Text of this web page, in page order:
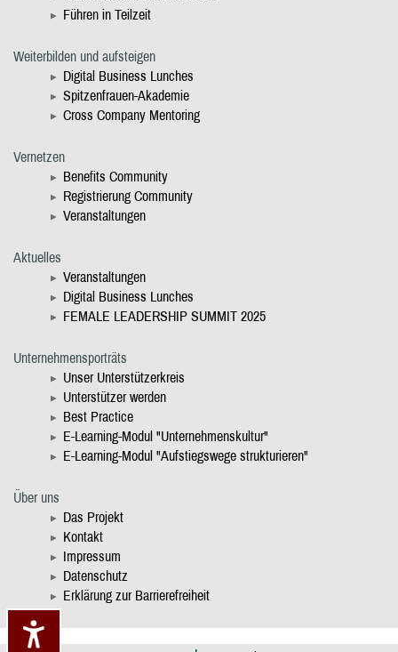
Führen in Teilzeit
Weiterbilden und aufsteigen
Digital Business Lunches
Spitzenfrauen-Akademie
Cross Company Mentoring
Vernetzen
Benefits Community
Registrierung Community
Veranstaltungen
Aktuelles
Veranstaltungen
Digital Business Lunches
FEMALE LEADERSHIP SUMMIT 2025
Unternehmensporträts
Unser Unterstützerkreis
Unterstützer werden
Best Practice
E-Learning-Modul "Unternehmenskultur"
E-Learning-Modul "Aufstiegswege strukturieren"
Über uns
Das Projekt
Kontakt
Impressum
Datenschutz
Erklärung zur Barrierefreiheit